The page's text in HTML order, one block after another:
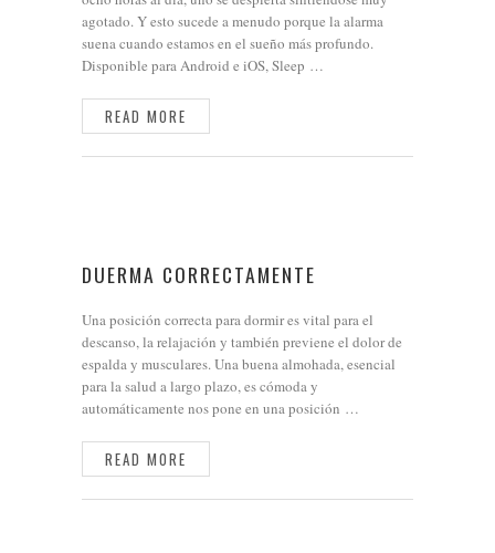
agotado. Y esto sucede a menudo porque la alarma
suena cuando estamos en el sueño más profundo.
Disponible para Android e iOS, Sleep …
READ MORE
DUERMA CORRECTAMENTE
Una posición correcta para dormir es vital para el
descanso, la relajación y también previene el dolor de
espalda y musculares. Una buena almohada, esencial
para la salud a largo plazo, es cómoda y
automáticamente nos pone en una posición …
READ MORE